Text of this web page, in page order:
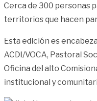
Cerca de 300 personas
territorios que hacen
Esta edición es
ACDI/VOCA, Pastoral
Oficina del alto
institucional y